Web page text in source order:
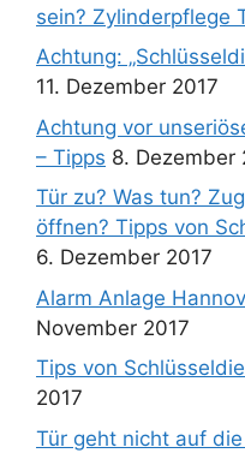
sein? Zylinderpflege
Achtung:
11. Dezember 2017
Achtung vor
– Tipps 8. Dezember
Tür zu? Was tun?
öffnen? Tipps von
6. Dezember 2017
Alarm Anlage
November 2017
Tips von
2017
Tür geht nicht auf